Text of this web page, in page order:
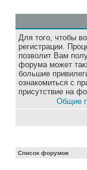
Для того, чтобы
регистрации.
позволит Вам
форума может
большие
ознакомиться с
присутствие на
Общие
Список форумов